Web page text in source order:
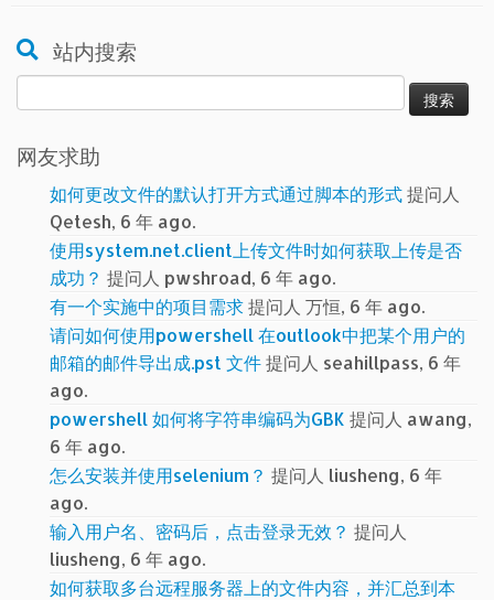
站内搜索
索：
网友求助
如何更改文件的默认打开方式通过脚本的形式提问人
Qetesh, 6 年 ago.
使用system.net.client上传文件时如何获取上传是否
成功？ 提问人 pwshroad, 6 年 ago.
有一个实施中的项目需求提问人 万恒, 6 年 ago.
请问如何使用powershell 在outlook中把某个用户的
邮箱的邮件导出成.pst 文件提问人 seahillpass, 6 年
ago.
powershell 如何将字符串编码为GBK 提问人 awang,
6 年 ago.
怎么安装并使用selenium？ 提问人 liusheng, 6 年
ago.
输入用户名、密码后，点击登录无效？ 提问人
liusheng, 6 年 ago.
如何获取多台远程服务器上的文件内容，并汇总到本